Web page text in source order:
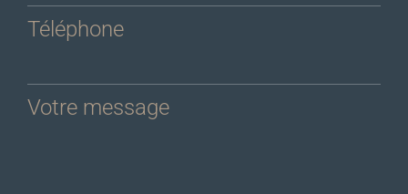
Téléphone
Votre message